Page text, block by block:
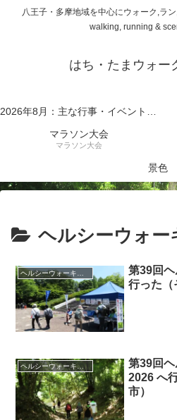
八王子・多摩地域を中心にウォーク,ラ
walking, running &
はち・たまウォー
2026年8月：主な行事・イベント一覧
マラソン大会
マラソン大会
景色
ヘルシーウォー
第39回
行った（
ヘルシーウォーキング２０２６
第39回
2026 へ
市）